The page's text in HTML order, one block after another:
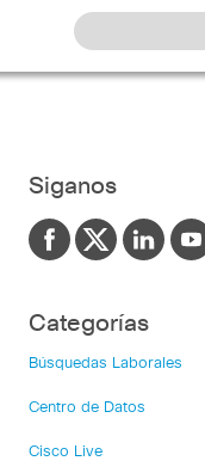
Siganos
Categorías
Búsquedas Laborales
Centro de Datos
Cisco Live